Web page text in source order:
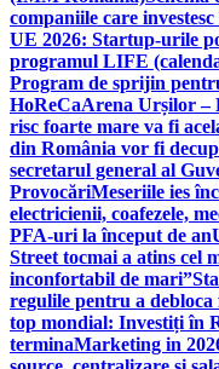
companiile care
UE 2026: Startup-urile
programul LIFE
Program de sprijin
HoReCaArena Urșilor –
risc foarte mare va fi
din România vor fi
secretarul general al
ProvocăriMeseriile ies
electricienii, coafezele,
PFA-uri la început de an
Street tocmai a atins cel
inconfortabil de mari”
regulile pentru a
top mondial: Investiți în
terminaMarketing in